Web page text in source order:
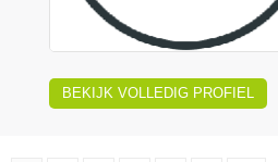
BEKIJK VOLLEDIG PROFIEL